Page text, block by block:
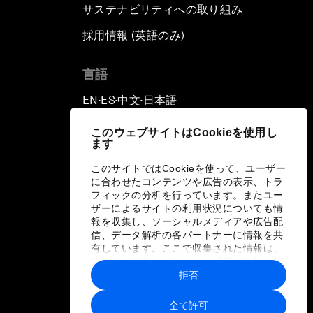
このウェブサイトはCookieを使用し
ます
このサイトではCookieを使って、ユーザー
に合わせたコンテンツや広告の表示、トラ
フィックの分析を行っています。またユー
ザーによるサイトの利用状況についても情
報を収集し、ソーシャルメディアや広告配
信、データ解析の各パートナーに情報を共
有しています。ここで収集された情報は、
ユーザーが各パートナーに提供した他の情
報や各パートナーのサービスを使用した際
に収集された情報と組み合わされ、各パー
トナーによって使用されることがありま
全て許可
拒否
サステナビリティへの取り組み
採用情報 (英語のみ)
言語
EN ▪ ES▪中文▪ 日本語